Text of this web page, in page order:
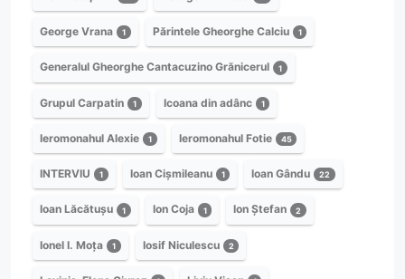
George Vrana 1 Părintele Gheorghe Calciu 1
Generalul Gheorghe Cantacuzino Grănicerul 1
Grupul Carpatin 1 Icoana din adânc 1
Ieromonahul Alexie 1 Ieromonahul Fotie 45
INTERVIU 1 Ioan Cișmileanu 1 Ioan Gându 22
Ioan Lăcătușu 1 Ion Coja 1 Ion Ștefan 2
Ionel I. Moța 1 Iosif Niculescu 2